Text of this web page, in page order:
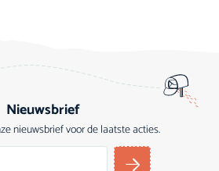
Nieuwsbrief
nieuwsbrief voor de laatste acties.